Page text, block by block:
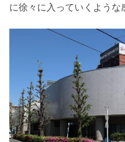
に徐々に入っていくような